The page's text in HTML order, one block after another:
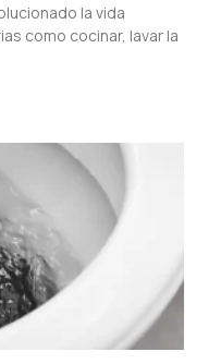
la vida
como cocinar, lavar la